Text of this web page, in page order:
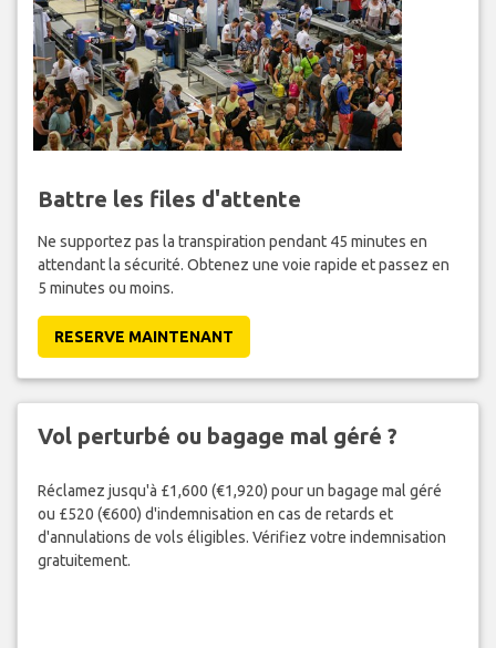
Battre les files d'attente
Ne supportez pas la transpiration pendant 45 minutes en
attendant la sécurité. Obtenez une voie rapide et passez en
5 minutes ou moins.
RESERVE MAINTENANT
Vol perturbé ou bagage mal géré ?
Réclamez jusqu'à £1,600 (€1,920) pour un bagage mal géré
ou £520 (€600) d'indemnisation en cas de retards et
d'annulations de vols éligibles. Vérifiez votre indemnisation
gratuitement.